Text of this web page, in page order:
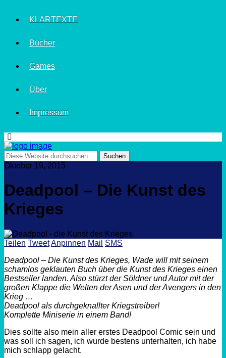
KLARTEXTE
Bücher
Games
Über
Impressum
Oktober 19, 2015
Deadpool – Die Kunst des
Krieges
Teilen TweetAnpinnen Mail SMS
Deadpool – Die Kunst des Krieges, Wade will mit seinem
schamlos geklauten Buch über die Kunst des Krieges einen
Bestseller landen. Also stürzt der Söldner und Autor mit der
großen Klappe die Welten der Asen und der Avengers in den
Krieg …
Deadpool als durchgeknallter Kriegstreiber!
Komplette Miniserie in einem Band!
Dies sollte also mein aller erstes Deadpool Comic sein und
was soll ich sagen, ich wurde bestens unterhalten, ich habe
mich schlapp gelacht.